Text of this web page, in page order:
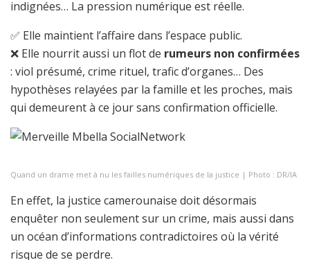
indignées… La pression numérique est réelle.
✅ Elle maintient l’affaire dans l’espace public.
❌ Elle nourrit aussi un flot de rumeurs non confirmées
: viol présumé, crime rituel, trafic d’organes… Des
hypothèses relayées par la famille et les proches, mais
qui demeurent à ce jour sans confirmation officielle.
Quand un drame met à nu les failles numériques de la justice | Photo : DR/IA
En effet, la justice camerounaise doit désormais
enquêter non seulement sur un crime, mais aussi dans
un océan d’informations contradictoires où la vérité
risque de se perdre.